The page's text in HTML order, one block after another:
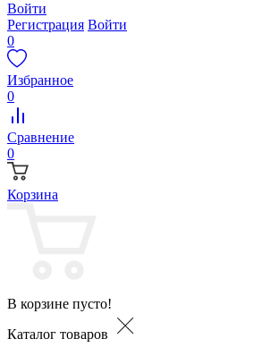
Войти
Регистрация Войти
0
Избранное
0
Сравнение
0
Корзина
В корзине пусто!
Каталог товаров